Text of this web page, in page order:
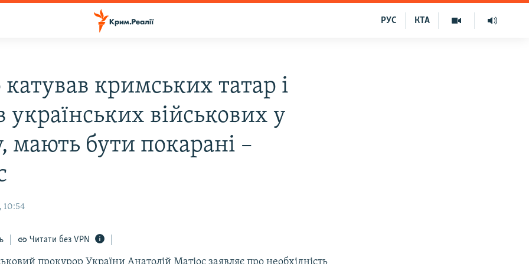
КТА
РУС
катував кримських татар і
українських військових у
мають бути покарані –
10:54
Читати без VPN